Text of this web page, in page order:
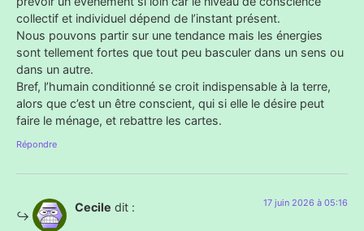
collectif et individuel dépend de l’instant présent.
Nous pouvons partir sur une tendance mais les énergies
sont tellement fortes que tout peu basculer dans un sens ou
dans un autre.
Bref, l’humain conditionné se croit indispensable à la terre,
alors que c’est un être conscient, qui si elle le désire peut
faire le ménage, et rebattre les cartes.
Répondre
Cecile dit : 17 juin 2026 à 05:16